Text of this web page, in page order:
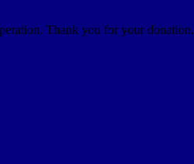
Thank you for your donation.